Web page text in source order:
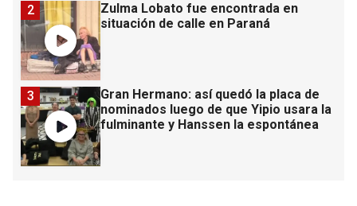
Zulma Lobato fue encontrada en
situación de calle en Paraná
2
Gran Hermano: así quedó la placa de
nominados luego de que Yipio usara la
fulminante y Hanssen la espontánea
3